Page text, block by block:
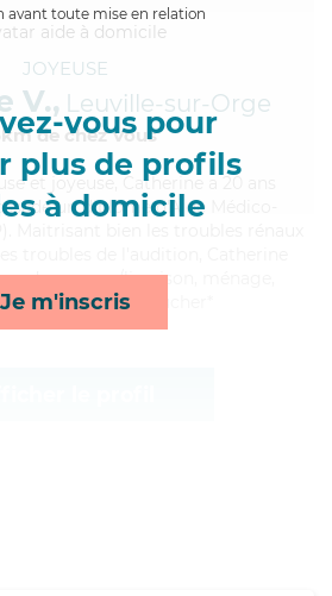
avant toute mise en relation
vous pour
plus de profils
à domicile
Je m'inscris
JOYEUSE
V., Leuville-sur-Orge
de chez Vous
et joyeuse, Catherine a 20 ans
un diplôme d'Aide Médico-
de courses/livraison, ménage,
loisirs et lever/coucher*